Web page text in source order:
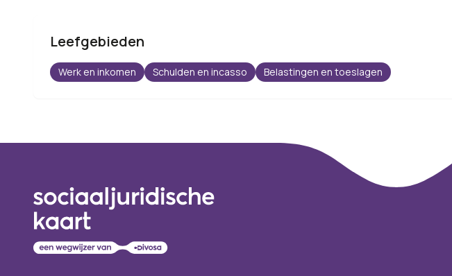
Leefgebieden
Werk en inkomen Schulden en incasso Belastingen en toeslagen